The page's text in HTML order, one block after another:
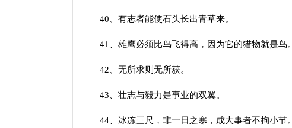
40、有志者能使石头长出青草来。
41、雄鹰必须比鸟飞得高，因为它的猎物就是鸟。
42、无所求则无所获。
43、壮志与毅力是事业的双翼。
44、冰冻三尺，非一日之寒，成大事者不拘小节。